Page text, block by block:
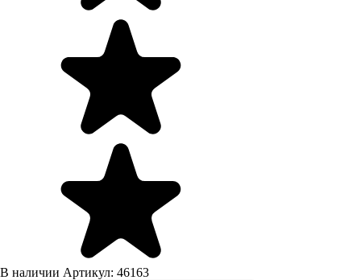
В наличии Артикул: 46163